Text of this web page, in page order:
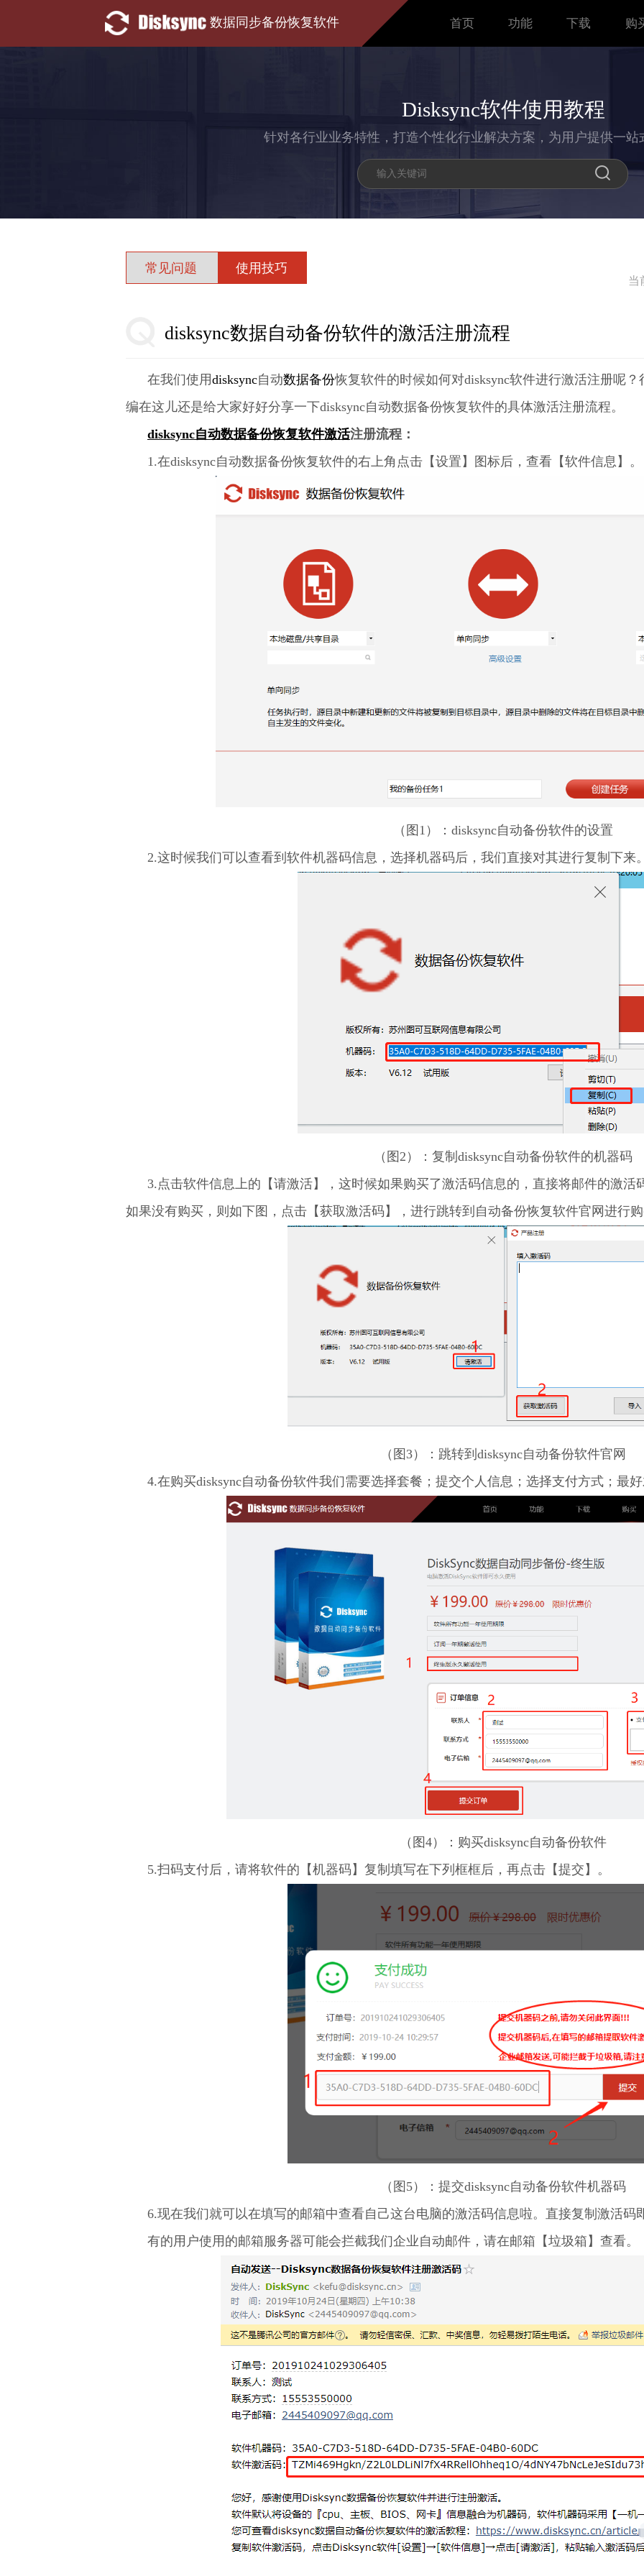
数据同步备份恢复软件 首页 功能 下载 购
Disksync软件使用教程
针对各行业业务特性，打造个性化行业解决方案，为用户提供一站
常见问题 使用技巧
当
disksync数据自动备份软件的激活注册流程
在我们使用disksync自动数据备份恢复软件的时候如何对disksync软件进行激活注册呢
编在这儿还是给大家好好分享一下disksync自动数据备份恢复软件的具体激活注册流程。
disksync自动数据备份恢复软件激活注册流程：
1.在disksync自动数据备份恢复软件的右上角点击【设置】图标后，查看【软件信息】。
（图1）：disksync自动备份软件的设置
2.这时候我们可以查看到软件机器码信息，选择机器码后，我们直接对其进行复制下来
（图2）：复制disksync自动备份软件的机器码
3.点击软件信息上的 【请激活】，这时候如果购买了激活码信息的，直接将邮件的激
如果没有购买，则如下图，点击【获取激活码】，进行跳转到自动备份恢复软件官网进行
（图3）：跳转到disksync自动备份软件官网
4.在购买disksync自动备份软件我们需要选择套餐；提交个人信息；选择支付方式；最
（图4）：购买disksync自动备份软件
5.扫码支付后，请将软件的【机器码】复制填写在下列框框后，再点击【提交】。
（图5）：提交disksync自动备份软件机器码
6.现在我们就可以在填写的邮箱中查看自己这台电脑的激活码信息啦。直接复制激活码
有的用户使用的邮箱服务器可能会拦截我们企业自动邮件，请在邮箱【垃圾箱】查看。